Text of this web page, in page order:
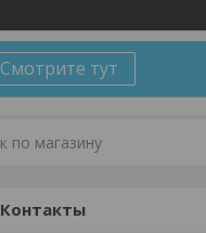
Смотрите тут
Контакты